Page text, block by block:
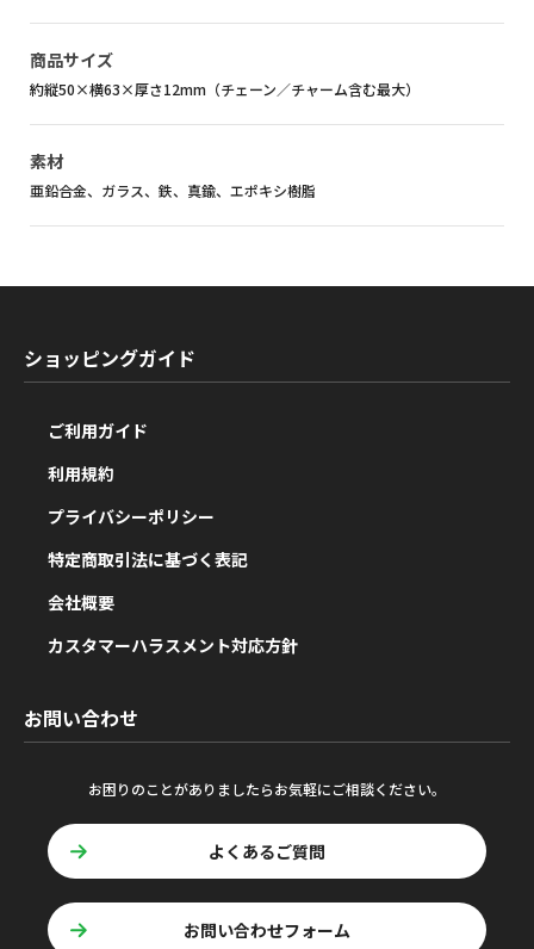
商品サイズ
約縦50×横63×厚さ12mm（チェーン／チャーム含む最大）
素材
亜鉛合金、ガラス、鉄、真鍮、エポキシ樹脂
ショッピングガイド
ご利用ガイド
利用規約
プライバシーポリシー
特定商取引法に基づく表記
会社概要
カスタマーハラスメント対応方針
お問い合わせ
お困りのことがありましたらお気軽にご相談ください。
よくあるご質問
お問い合わせフォーム